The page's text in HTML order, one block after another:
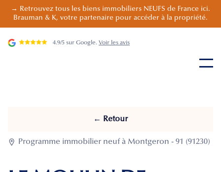
→ Retrouvez tous les biens immobiliers NEUFS de France ici.
Brauman & K, votre partenaire pour accéder à la propriété.
4.9/5 sur Google. Voir les avis
← Retour
 Programme immobilier neuf à Montgeron - 91 (91230)